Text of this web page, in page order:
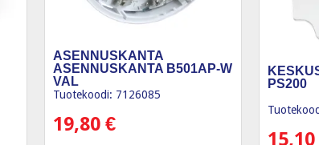
ASENNUSKANTA
ASENNUSKANTA B501AP-W
VAL
Tuotekoodi: 7126085
19,80€
PS200